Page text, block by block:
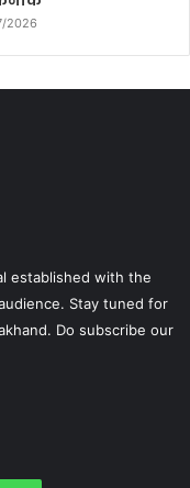
2026
established with the
Stay tuned for
Do subscribe our